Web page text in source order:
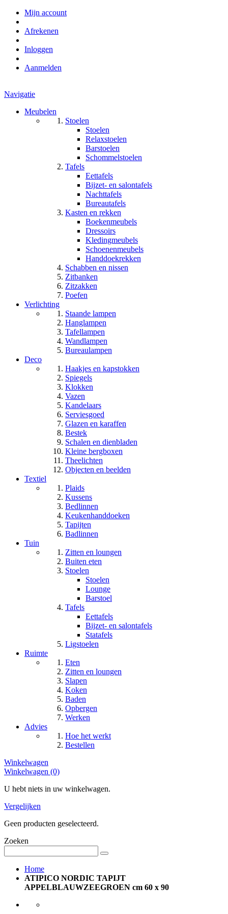
Mijn account
Afrekenen
Inloggen
Aanmelden
Navigatie
Meubelen
Stoelen
Stoelen
Relaxstoelen
Barstoelen
Schommelstoelen
Tafels
Eettafels
Bijzet- en salontafels
Nachttafels
Bureautafels
Kasten en rekken
Boekenmeubels
Dressoirs
Kledingmeubels
Schoenenmeubels
Handdoekrekken
Schabben en nissen
Zitbanken
Zitzakken
Poefen
Verlichting
Staande lampen
Hanglampen
Tafellampen
Wandlampen
Bureaulampen
Deco
Haakjes en kapstokken
Spiegels
Klokken
Vazen
Kandelaars
Serviesgoed
Glazen en karaffen
Bestek
Schalen en dienbladen
Kleine bergboxen
Theelichten
Objecten en beelden
Textiel
Plaids
Kussens
Bedlinnen
Keukenhanddoeken
Tapijten
Badlinnen
Tuin
Zitten en loungen
Buiten eten
Stoelen
Stoelen
Lounge
Barstoel
Tafels
Eettafels
Bijzet- en salontafels
Statafels
Ligstoelen
Ruimte
Eten
Zitten en loungen
Slapen
Koken
Baden
Opbergen
Werken
Advies
Hoe het werkt
Bestellen
Winkelwagen
Winkelwagen (0)
U hebt niets in uw winkelwagen.
Vergelijken
Geen producten geselecteerd.
Zoeken
Home
ATIPICO NORDIC TAPIJT
APPELBLAUWZEEGROEN cm 60 x 90